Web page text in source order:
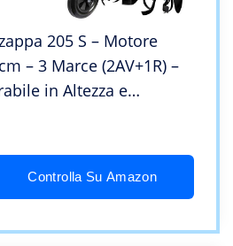
205 S – Motore
– 3 Marce (2AV+1R) –
in Altezza e
Controlla Su Amazon